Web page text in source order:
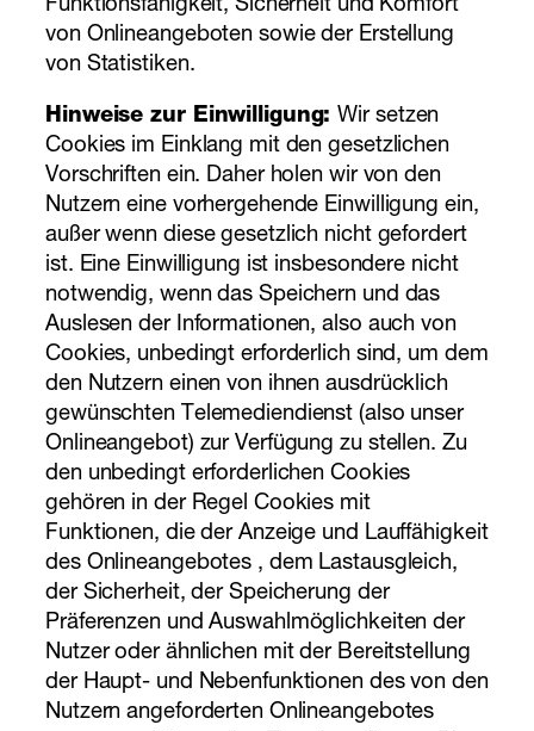
Funktionsfähigkeit, Sicherheit und Komfort
von Onlineangeboten sowie der Erstellung
von Statistiken.
Hinweise zur Einwilligung: Wir setzen
Cookies im Einklang mit den gesetzlichen
Vorschriften ein. Daher holen wir von den
Nutzern eine vorhergehende Einwilligung ein,
außer wenn diese gesetzlich nicht gefordert
ist. Eine Einwilligung ist insbesondere nicht
notwendig, wenn das Speichern und das
Auslesen der Informationen, also auch von
Cookies, unbedingt erforderlich sind, um dem
den Nutzern einen von ihnen ausdrücklich
gewünschten Telemediendienst (also unser
Onlineangebot) zur Verfügung zu stellen. Zu
den unbedingt erforderlichen Cookies
gehören in der Regel Cookies mit
Funktionen, die der Anzeige und Lauffähigkeit
des Onlineangebotes , dem Lastausgleich,
der Sicherheit, der Speicherung der
Präferenzen und Auswahlmöglichkeiten der
Nutzer oder ähnlichen mit der Bereitstellung
der Haupt- und Nebenfunktionen des von den
Nutzern angeforderten Onlineangebotes